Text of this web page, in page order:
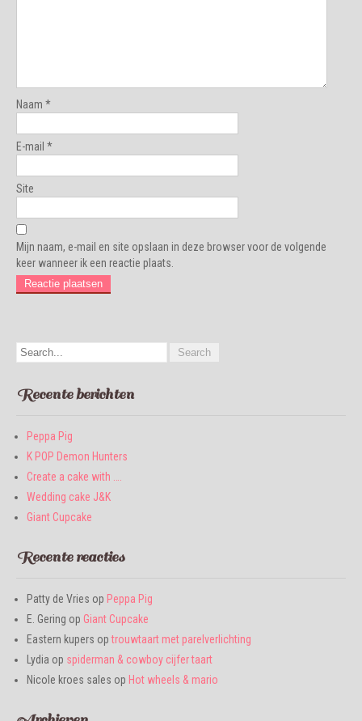
Naam *
E-mail *
Site
Mijn naam, e-mail en site opslaan in deze browser voor de volgende
keer wanneer ik een reactie plaats.
Recente berichten
Peppa Pig
K POP Demon Hunters
Create a cake with ….
Wedding cake J&K
Giant Cupcake
Recente reacties
Patty de Vries op Peppa Pig
E. Gering op Giant Cupcake
Eastern kupers optrouwtaart met parelverlichting
Lydia op spiderman & cowboy cijfer taart
Nicole kroes sales op Hot wheels & mario